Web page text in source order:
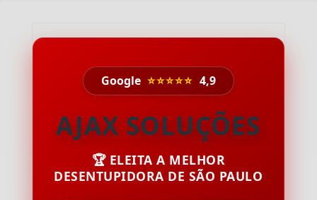
Google ⭐⭐⭐⭐⭐ 4,9
AJAX SOLUÇÕES
🏆 ELEITA A MELHOR
DESENTUPIDORA DE SÃO PAULO